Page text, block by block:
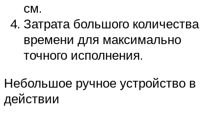
см.
Затрата большого количества
времени для максимально
точного исполнения.
Небольшое ручное устройство в
действии